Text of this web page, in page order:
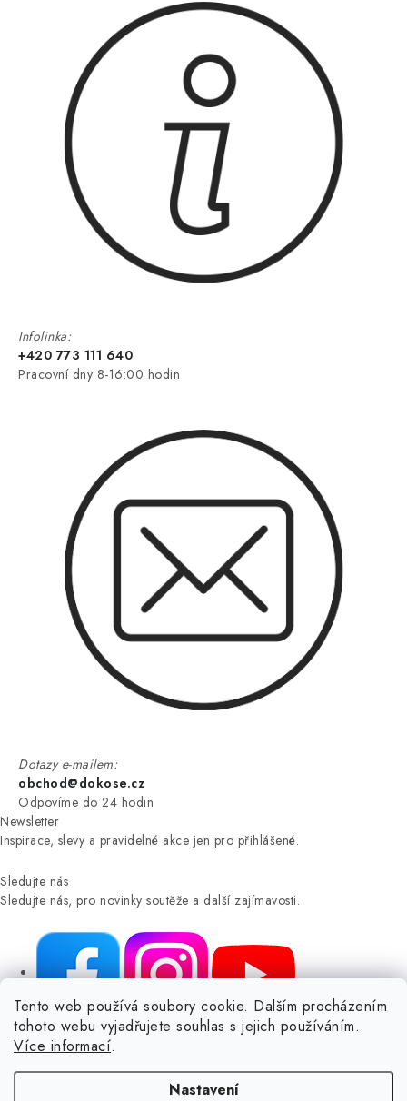
Tento web používá soubory cookie. Dalším procházením
tohoto webu vyjadřujete souhlas s jejich používáním.
Více informací.
Nastavení
Infolinka:
+420 773 111 640
Pracovní dny 8-16:00 hodin
Dotazy e-mailem:
obchod@dokose.cz
Odpovíme do 24 hodin
Newsletter
Inspirace, slevy a pravidelné akce jen pro přihlášené.
Sledujte nás
Sledujte nás, pro novinky soutěže a další zajímavosti.
NIKARO, s.r.o.
- Dokoše.cz, Veselka 48, 259 01 Olbramovice -
Votice, ČESKÁ REPUBLIKA
Podle zákona o evidenci tržeb je prodávající povinen vystavit